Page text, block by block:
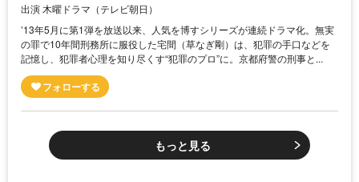
出演 木曜ドラマ（テレビ朝日）
’13年5月に第1弾を放送以来、人気を博すシリーズが連続ドラマ化。無実
の罪で10年間刑務所に服役した宅間（草なぎ剛）は、犯罪の手口などを
記憶し、犯罪者心理を知り尽くす“犯罪のプロ”に。京都府警の刑事と...
もっと見る